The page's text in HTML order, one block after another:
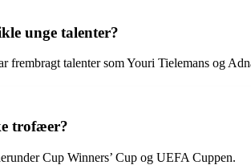
unge talenter?
frembragt talenter som Youri Tielemans og
trofæer?
Cup Winners’ Cup og UEFA Cuppen.